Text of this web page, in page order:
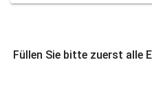
Füllen Sie bitte zuerst alle